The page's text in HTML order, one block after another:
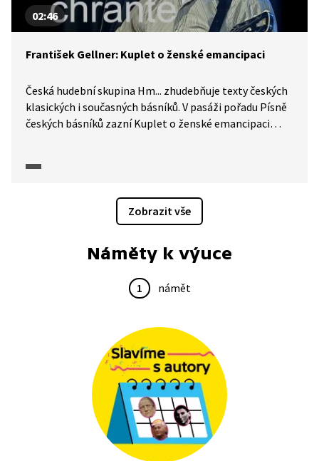
02:46
František Gellner: Kuplet o ženské emancipaci
Česká hudební skupina Hm... zhudebňuje texty českých
klasických i současných básníků. V pasáži pořadu Písně
českých básníků zazní Kuplet o ženské emancipaci
Zobrazit vše
Náměty k výuce
1 námět